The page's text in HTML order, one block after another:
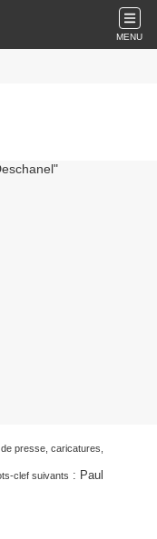
MENU
presse, caricatures,
clef suivants : Paul